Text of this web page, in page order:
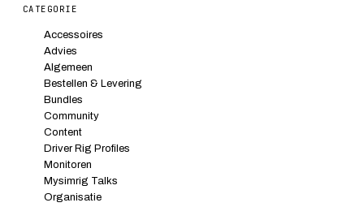
CATEGORIE
Accessoires
Advies
Algemeen
Bestellen & Levering
Bundles
Community
Content
Driver Rig Profiles
Monitoren
Mysimrig Talks
Organisatie